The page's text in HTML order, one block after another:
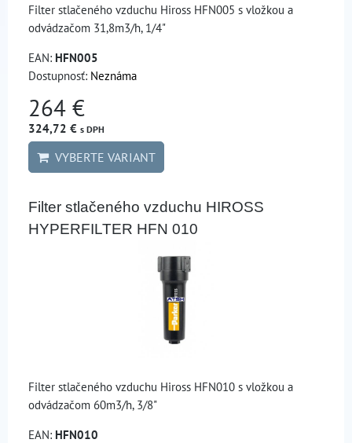
Filter stlačeného vzduchu Hiross HFN005 s vložkou a
odvádzačom 31,8m3/h, 1/4"
EAN: HFN005
Dostupnosť: Neznáma
264 €
324,72 € s DPH
VYBERTE VARIANT
Filter stlačeného vzduchu HIROSS
HYPERFILTER HFN 010
Filter stlačeného vzduchu Hiross HFN010 s vložkou a
odvádzačom 60m3/h, 3/8"
EAN: HFN010